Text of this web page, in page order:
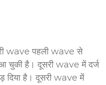
wave पहली wave से
चुकी है। दूसरी wave में दर्ज
दिया है। दूसरी wave में